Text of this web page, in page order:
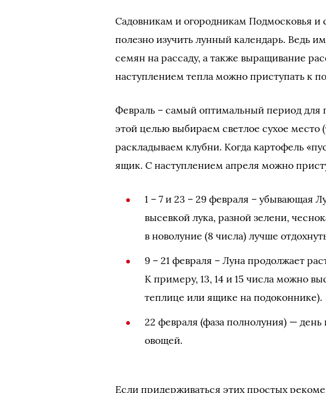
Садовникам и огородникам Подмосковья и
полезно изучить лунный календарь. Ведь
семян на рассаду, а также выращивание
наступлением тепла можно приступать к
Февраль – самый оптимальный период
этой целью выбираем светлое сухое место
раскладываем клубни. Когда картофель
ящик. С наступлением апреля можно
1 – 7 и 23 – 29 февраля – убывающая
высевкой лука, разной зелени,
в новолуние (8 числа) лучше
9 – 21 февраля – Луна продолжает
К примеру, 13, 14 и 15 числа можно
теплице или ящике на подоконнике).
22 февраля (фаза полнолуния) — день
овощей.
Если придерживаться этих простых